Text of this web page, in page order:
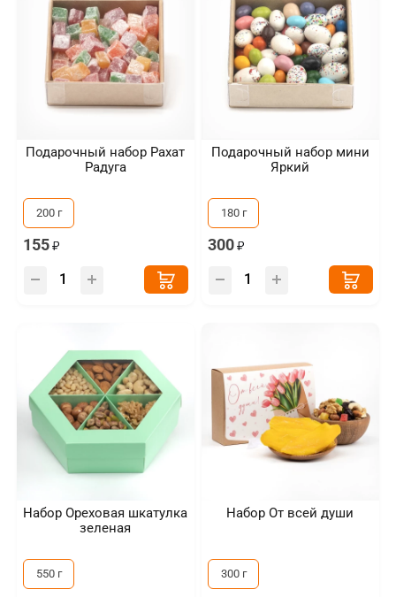
Подарочный набор Рахат
Радуга
200 г
155
Подарочный набор мини
Яркий
180 г
300
Набор Ореховая шкатулка
зеленая
550 г
Набор От всей души
300 г